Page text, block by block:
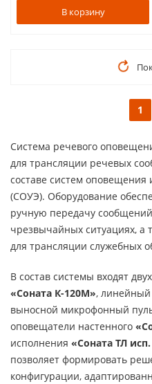
В корзину
1
Система речевого
для трансляции речевых
составе систем оповещения
(СОУЭ). Оборудование
ручную передачу
чрезвычайных ситуациях, а
для трансляции служебных
В состав системы входят
«Соната К-120М», линейный
выносной микрофонный
оповещатели настенного
исполнения «Соната ТЛ
позволяет формировать
конфигурации,